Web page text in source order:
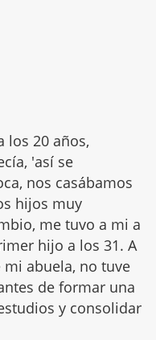
los 20 años,
'así se
nos casábamos
hijos muy
me tuvo a mi a
hijo a los 31. A
abuela, no tuve
de formar una
y consolidar